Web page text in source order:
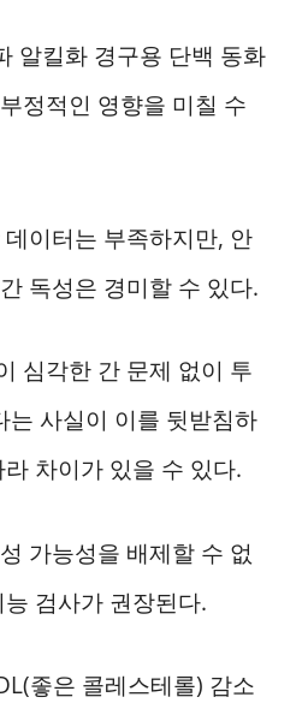
알킬화 경구용 단백 동화
정적인 영향을 미칠 수
이터는 부족하지만, 안
독성은 경미할 수 있다.
심각한 간 문제 없이 투
는 사실이 이를 뒷받침하
차이가 있을 수 있다.
가능성을 배제할 수 없
검사가 권장된다.
좋은 콜레스테롤) 감소